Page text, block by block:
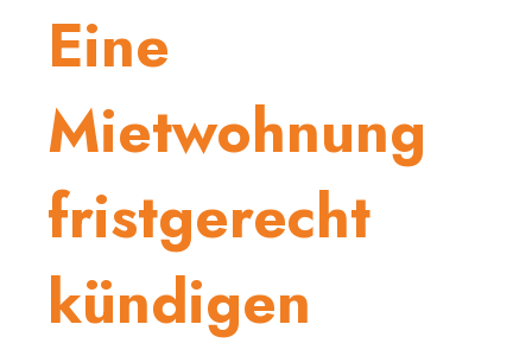
Eine
Mietwohnung
fristgerecht
kündigen